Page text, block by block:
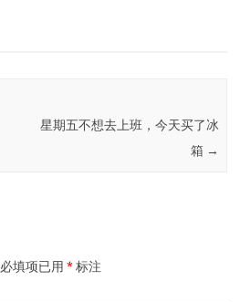
星期五不想去上班，今天买了冰
箱 →
必填项已用 * 标注